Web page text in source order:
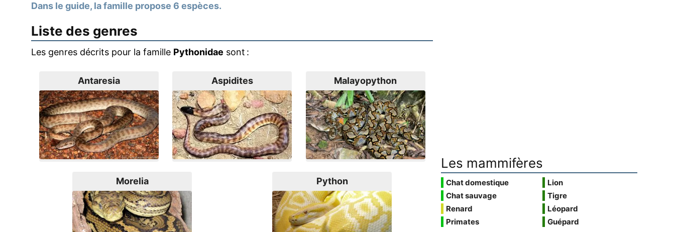
Dans le guide, la famille propose 6 espèces.
Liste des genres
Les genres décrits pour la famille Pythonidae sont :
Antaresia Aspidites Malayopython
Morelia Python
Les mammifères
Chat domestique
Chat sauvage
Renard
Primates
Lion
Tigre
Léopard
Guépard